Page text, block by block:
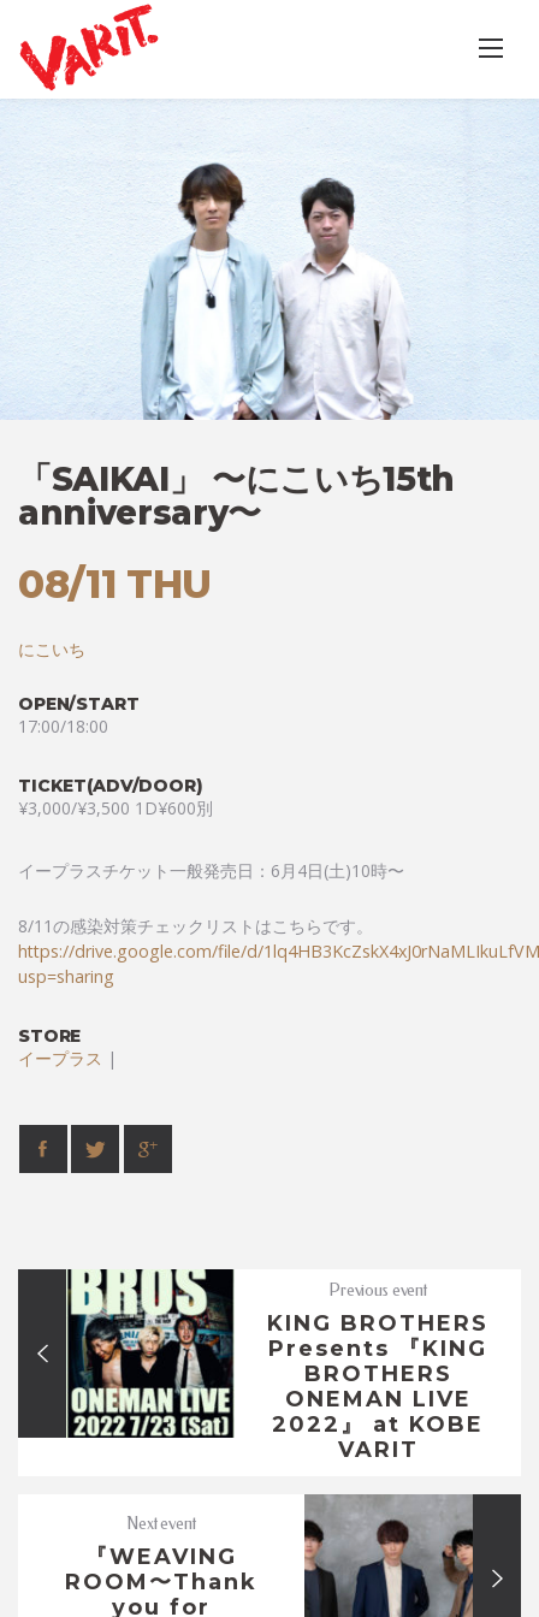
content
「SAIKAI」 〜にこいち15th
anniversary〜
08/11 THU
にこいち
OPEN/START
17:00/18:00
TICKET(ADV/DOOR)
¥3,000/¥3,500 1D¥600別
イープラスチケット一般発売日：6月4日(土)10時〜
8/11の感染対策チェックリストはこちらです。
https://drive.google.com/file/d/
usp=sharing
STORE
イープラス |
Previous event
KING BROTHERS
Presents 『KING
BROTHERS
ONEMAN LIVE
2022』 at KOBE
VARIT
Next event
『WEAVING
ROOM〜Thank
you for